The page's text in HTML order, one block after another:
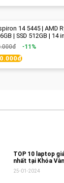
14 5445 | AMD
| SSD 512GB | 14
IPS 300nits | Ice
-11%
TOP 10 laptop
nhất tại Khóa
25-01-2024